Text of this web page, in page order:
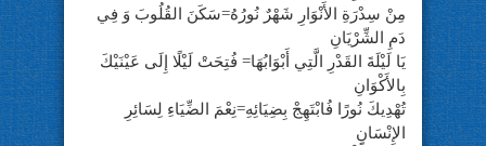
مِنْ سِدْرَةِ الأَنْوَارِ شَهْرٌ نُورُهُ=سَكَنَ القُلُوبَ وَ فِي
دَمِ الشِّرْيَانِ
يَا لَيْلَةَ القَدْرِ الَّتِي أَبْوَابُهَا= فُتِحَتْ لَيْلًا إِلَى عَيْنَيْكَ
بِالأَكْوَانِ
تُهْدِيكَ نُورًا فُابْتَهِجْ بِضِيَائِهِ=نِعْمَ الضِّيَاءِ لِسَائِرِ
الإِنْسَانِ